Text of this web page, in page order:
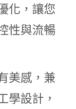
化，讓您
性與流暢
美感，兼
學設計，